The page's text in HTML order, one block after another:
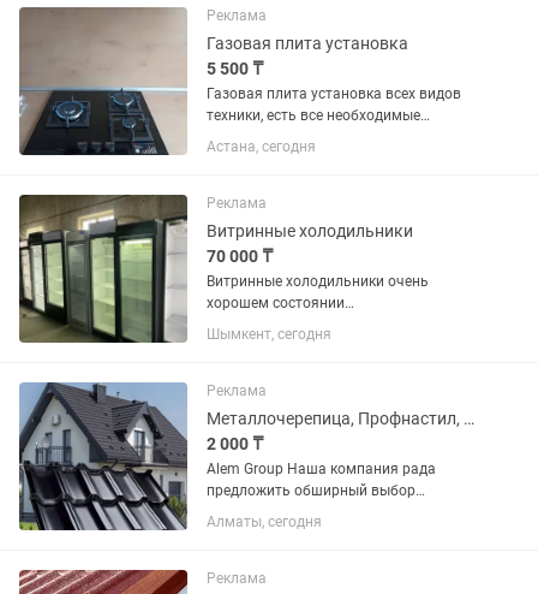
TURNIKKZ
Реклама
Газовая плита установка
5 500 ₸
Газовая плита установка всех видов
техники, есть все необходимые
материалы с собой, замена форсунки
жеклер , установка шланга , демонтаж,
стиральная машина,...
Астана, сегодня
Реклама
Витринные холодильники
70 000 ₸
Витринные холодильники очень
хорошем состоянии
качественныеТурецкие,Российский с
гарантии цены от 70тыс до 150тыс
Шымкент, сегодня
Реклама
Металлочерепица, Профнастил, Штакетник, Водосточная система, Сайдинг
2 000 ₸
Alem Group Наша компания рада
предложить обширный выбор
металлопроката! Вся продукция
полностью отвечает установленным
следующий ассортимент кровельных...
Алматы, сегодня
Реклама